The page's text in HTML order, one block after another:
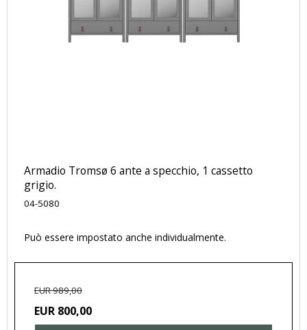
Armadio Tromsø 6 ante a specchio, 1 cassetto
grigio.
04-5080
Può essere impostato anche individualmente.
EUR 989,00
EUR 800,00